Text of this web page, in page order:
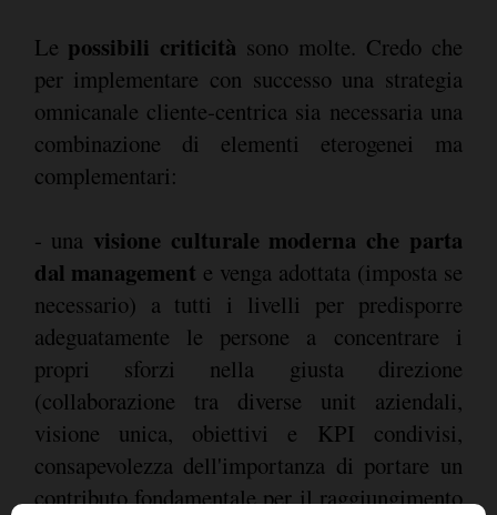
Le possibili criticità sono molte. Credo che
per implementare con successo una strategia
omnicanale cliente-centrica sia necessaria una
combinazione di elementi eterogenei ma
complementari:
- una visione culturale moderna che parta
dal management e venga adottata (imposta se
necessario) a tutti i livelli per predisporre
adeguatamente le persone a concentrare i
propri sforzi nella giusta direzione
(collaborazione tra diverse unit aziendali,
visione unica, obiettivi e KPI condivisi,
consapevolezza dell'importanza di portare un
contributo fondamentale per il raggiungimento